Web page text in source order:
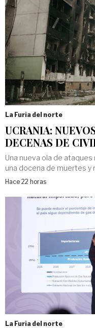
La Furia del norte
UCRANIA:
DECENAS DE
Una nueva ola de
una docena de muertes y
Hace 22 horas
La Furia del norte